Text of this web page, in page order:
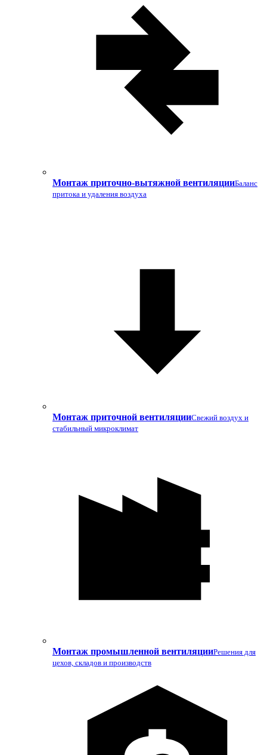
Монтаж приточно-вытяжной вентиляцииБаланс
притока и удаления воздуха
Монтаж приточной вентиляцииСвежий воздух и
стабильный микроклимат
Монтаж промышленной вентиляцииРешения для
цехов, складов и производств